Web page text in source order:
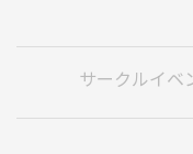
サークルイベ